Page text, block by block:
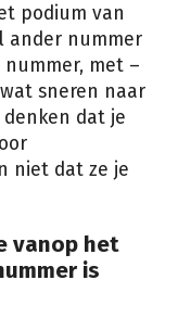
podium van
ander nummer
met –
sneren naar
denken dat je
niet dat ze je
vanop het
is